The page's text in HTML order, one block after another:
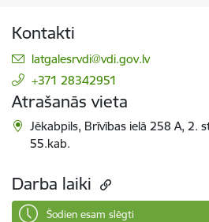
Kontakti
E-pasts:
latgalesrvdi@vdi.gov.lv
+371 28342951
Atrašanās vieta
Jēkabpils, Brīvības ielā 258 A, 2.
55.kab.
Darba laiki
Šodien esam slēgti